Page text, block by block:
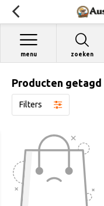
zoeken
menu
Producten
Filters